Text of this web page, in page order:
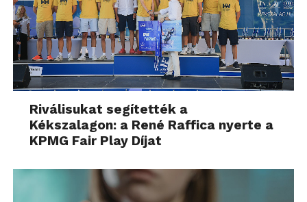
Riválisukat segítették a
Kékszalagon: a René Raffica nyerte a
KPMG Fair Play Díjat